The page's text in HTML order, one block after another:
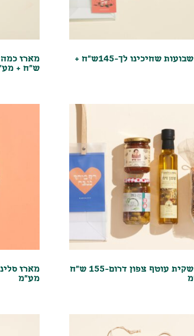
מארז שבועות שחיכינו לך-145ש"ח +
ש"ח +
מארז שקית עוטף צפון דרום-155 ש"ח
מע"מ